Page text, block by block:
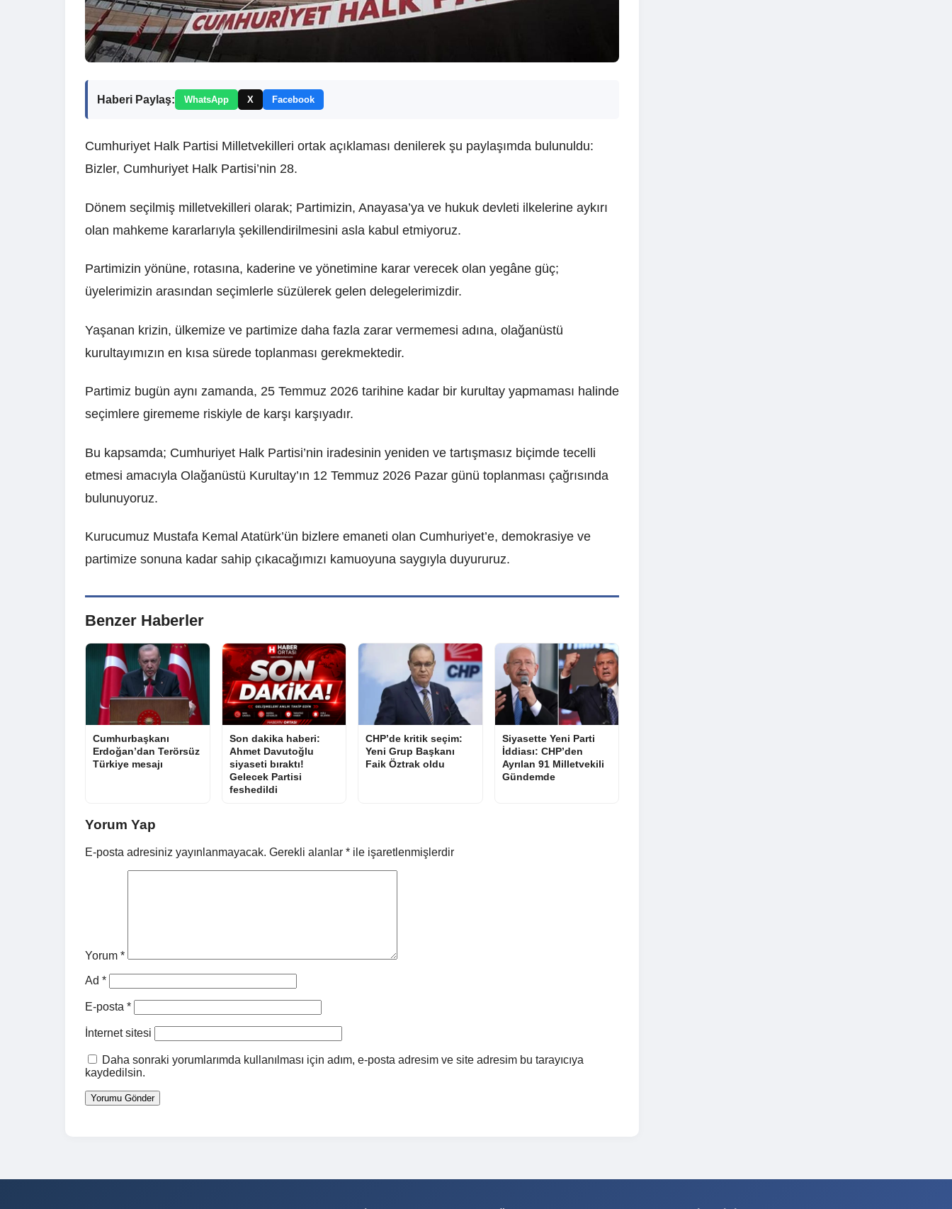
Haberi Paylaş: WhatsApp X Facebook
Cumhuriyet Halk Partisi Milletvekilleri ortak açıklaması denilerek şu paylaşımda bulunuldu:
Bizler, Cumhuriyet Halk Partisi’nin 28.
Dönem seçilmiş milletvekilleri olarak; Partimizin, Anayasa’ya ve hukuk devleti ilkelerine aykırı
olan mahkeme kararlarıyla şekillendirilmesini asla kabul etmiyoruz.
Partimizin yönüne, rotasına, kaderine ve yönetimine karar verecek olan yegâne güç;
üyelerimizin arasından seçimlerle süzülerek gelen delegelerimizdir.
Yaşanan krizin, ülkemize ve partimize daha fazla zarar vermemesi adına, olağanüstü
kurultayımızın en kısa sürede toplanması gerekmektedir.
Partimiz bugün aynı zamanda, 25 Temmuz 2026 tarihine kadar bir kurultay yapmaması halinde
seçimlere girememe riskiyle de karşı karşıyadır.
Bu kapsamda; Cumhuriyet Halk Partisi’nin iradesinin yeniden ve tartışmasız biçimde tecelli
etmesi amacıyla Olağanüstü Kurultay’ın 12 Temmuz 2026 Pazar günü toplanması çağrısında
bulunuyoruz.
Kurucumuz Mustafa Kemal Atatürk’ün bizlere emaneti olan Cumhuriyet’e, demokrasiye ve
partimize sonuna kadar sahip çıkacağımızı kamuoyuna saygıyla duyururuz.
Benzer Haberler
Cumhurbaşkanı
Erdoğan’dan Terörsüz
Türkiye mesajı
Son dakika haberi:
Ahmet Davutoğlu
siyaseti bıraktı!
Gelecek Partisi
feshedildi
CHP’de kritik seçim:
Yeni Grup Başkanı
Faik Öztrak oldu
Siyasette Yeni Parti
İddiası: CHP’den
Ayrılan 91 Milletvekili
Gündemde
Yorum Yap
E-posta adresiniz yayınlanmayacak. Gerekli alanlar * ile işaretlenmişlerdir
Yorum *
Ad *
E-posta *
İnternet sitesi
Daha sonraki yorumlarımda kullanılması için adım, e-posta adresim ve site adresim bu tarayıcıya
kaydedilsin.